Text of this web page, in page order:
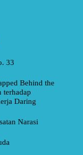
33
Behind the
terhadap
Daring
Narasi